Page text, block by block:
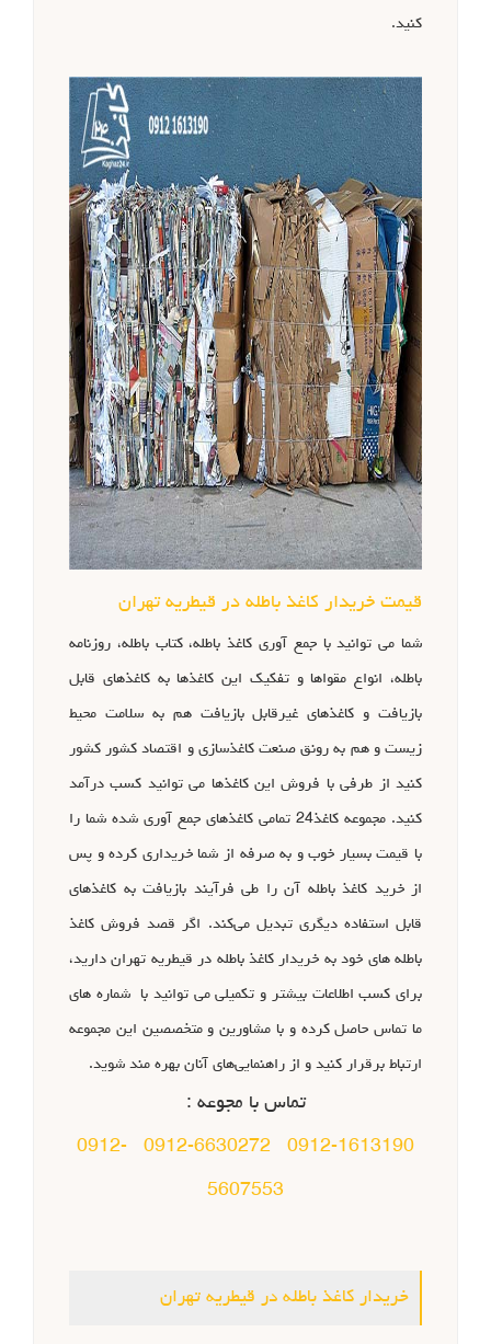
کنید.
قیمت خریدار کاغذ باطله در قیطریه تهران
شما می ‌توانید با جمع آوری کاغذ باطله، کتاب باطله، روزنامه
باطله، انواع مقواها و تفکیک این کاغذها به کاغذهای قابل
بازیافت و کاغذهای غیرقابل بازیافت هم به سلامت محیط
زیست و هم به رونق صنعت کاغذسازی و اقتصاد کشور کشور
کنید از طرفی با فروش این کاغذها می ‌توانید کسب درآمد
کنید. مجموعه کاغذ24 تمامی کاغذهای جمع آوری شده شما را
با قیمت بسیار خوب و به صرفه از شما خریداری کرده و پس
از خرید کاغذ باطله آن را طی فرآیند بازیافت به کاغذهای
قابل استفاده دیگری تبدیل می‌کند. اگر قصد فروش کاغذ
باطله های خود به خریدار کاغذ باطله در قیطریه تهران دارید،
برای کسب اطلاعات بیشتر و تکمیلی می‌ توانید با شماره های
ما تماس حاصل کرده و با مشاورین و متخصصین این مجموعه
ارتباط برقرار کنید و از راهنمایی‌های آنان بهره مند شوید.
تماس با مجوعه :
0912-1613190
0912-6630272
0912-
5607553
خریدار کاغذ باطله در قیطریه تهران